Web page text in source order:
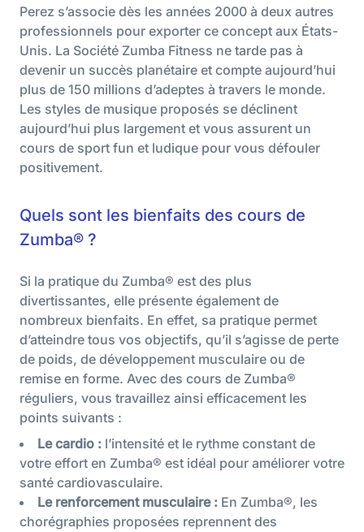
Perez s’associe dès les années 2000 à deux autres
professionnels pour exporter ce concept aux États-
Unis. La Société Zumba Fitness ne tarde pas à
devenir un succès planétaire et compte aujourd’hui
plus de 150 millions d’adeptes à travers le monde.
Les styles de musique proposés se déclinent
aujourd’hui plus largement et vous assurent un
cours de sport fun et ludique pour vous défouler
positivement.
Quels sont les bienfaits des cours de
Zumba® ?
Si la pratique du Zumba® est des plus
divertissantes, elle présente également de
nombreux bienfaits. En effet, sa pratique permet
d’atteindre tous vos objectifs, qu’il s’agisse de perte
de poids, de développement musculaire ou de
remise en forme. Avec des cours de Zumba®
réguliers, vous travaillez ainsi efficacement les
points suivants :
Le cardio : l’intensité et le rythme constant de
votre effort en Zumba® est idéal pour améliorer votre
santé cardiovasculaire.
Le renforcement musculaire : En Zumba®, les
chorégraphies proposées reprennent des